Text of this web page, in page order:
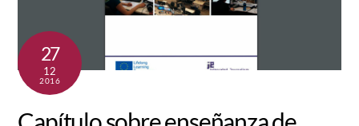
27
12
2016